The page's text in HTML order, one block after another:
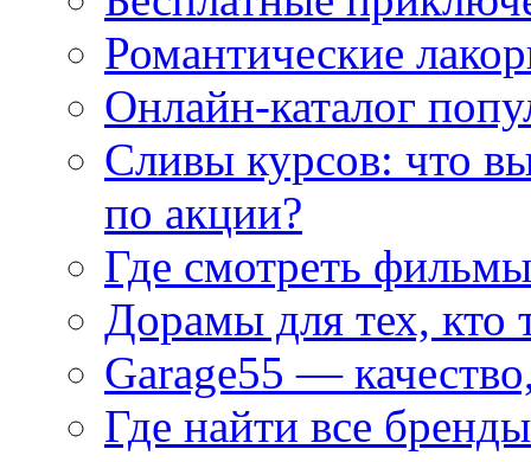
Романтические
Онлайн-каталог
Сливы курсов: что
по акции?
Где смотреть
Дорамы для тех, кто
Garage55 —
Где найти все